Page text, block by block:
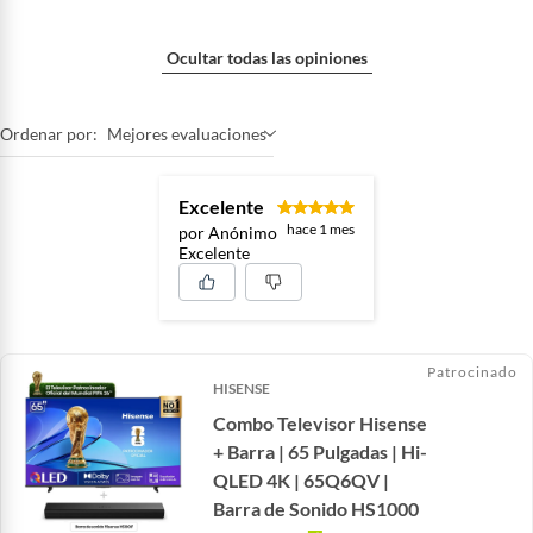
RCA
Tipo de televisor Smart TV
Sistema operativo Tizen
Ocultar todas las opiniones
Ordenar por: Mejores evaluaciones
Excelente
por Anónimo hace 1 mes
Excelente
HISENSE
Combo Televisor Hisense
+ Barra | 65 Pulgadas | Hi-
QLED 4K | 65Q6QV |
Barra de Sonido HS1000
Patrocinado